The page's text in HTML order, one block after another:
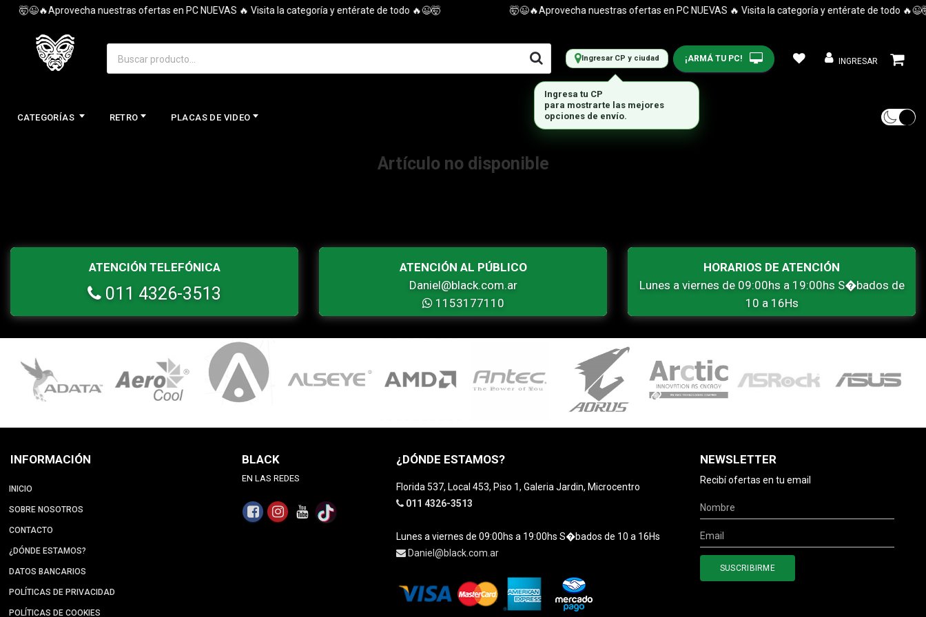
🤯😉🔥Aprovecha nuestras ofertas en PC NUEVAS 🔥 Visita la categoría y entérate de todo 🔥😉🤯 🤯😉🔥Aprovecha nuestras ofertas en PC NUEVAS 🔥 Visita la categoría y entérate de todo 🔥😉🤯
Ingresar CP y ciudad ¡ARMÁ TU PC! INGRESAR
CATEGORÍAS RETRO PLACAS DE VIDEO
Artículo no disponible
ATENCIÓN TELEFÓNICA
011 4326-3513
ATENCIÓN AL PÚBLICO
Daniel@black.com.ar
1153177110
HORARIOS DE ATENCIÓN
Lunes a viernes de 09:00hs a 19:00hs S�bados de
10 a 16Hs
INFORMACIÓN
INICIO
SOBRE NOSOTROS
CONTACTO
¿DÓNDE ESTAMOS?
DATOS BANCARIOS
POLÍTICAS DE PRIVACIDAD
POLÍTICAS DE COOKIES
BLACK
EN LAS REDES
¿DÓNDE ESTAMOS?
Florida 537, Local 453, Piso 1, Galeria Jardin, Microcentro
011 4326-3513
Lunes a viernes de 09:00hs a 19:00hs S�bados de 10 a 16Hs
Daniel@black.com.ar
NEWSLETTER
Recibí ofertas en tu email
Ingresa tu CP
para mostrarte las mejores
opciones de envío.